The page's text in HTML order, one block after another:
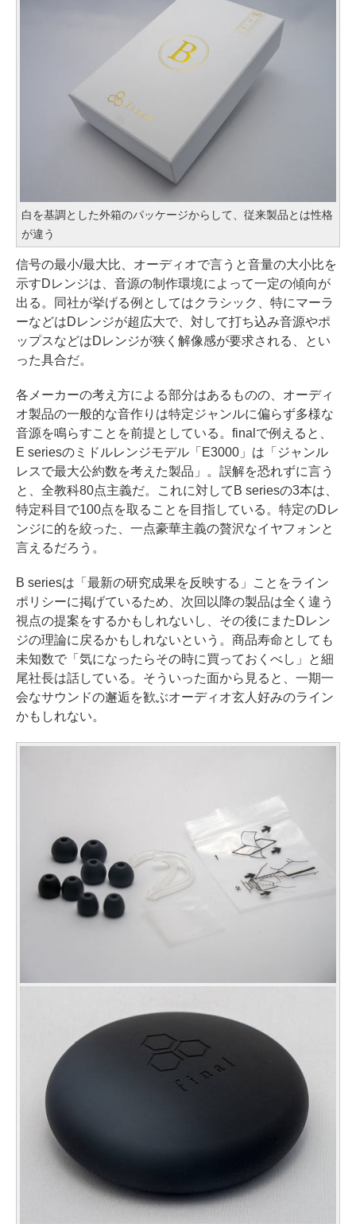
白を基調とした外箱のパッケージからして、従来製品とは性格
が違う
信号の最小/最大比、オーディオで言うと音量の大小比を
示すDレンジは、音源の制作環境によって一定の傾向が
出る。同社が挙げる例としてはクラシック、特にマーラ
ーなどはDレンジが超広大で、対して打ち込み音源やポ
ップスなどはDレンジが狭く解像感が要求される、とい
った具合だ。
各メーカーの考え方による部分はあるものの、オーディ
オ製品の一般的な音作りは特定ジャンルに偏らず多様な
音源を鳴らすことを前提としている。finalで例えると、
E seriesのミドルレンジモデル「E3000」は「ジャンル
レスで最大公約数を考えた製品」。誤解を恐れずに言う
と、全教科80点主義だ。これに対してB seriesの3本は、
特定科目で100点を取ることを目指している。特定のDレ
ンジに的を絞った、一点豪華主義の贅沢なイヤフォンと
言えるだろう。
B seriesは「最新の研究成果を反映する」ことをライン
ポリシーに掲げているため、次回以降の製品は全く違う
視点の提案をするかもしれないし、その後にまたDレン
ジの理論に戻るかもしれないという。商品寿命としても
未知数で「気になったらその時に買っておくべし」と細
尾社長は話している。そういった面から見ると、一期一
会なサウンドの邂逅を歓ぶオーディオ玄人好みのライン
かもしれない。